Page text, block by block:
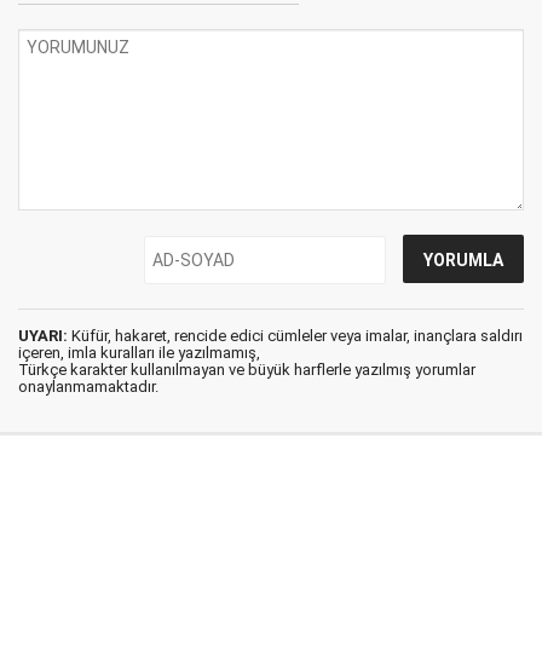
UYARI: Küfür, hakaret, rencide edici cümleler veya imalar, inançlara saldırı
içeren, imla kuralları ile yazılmamış,
Türkçe karakter kullanılmayan ve büyük harflerle yazılmış yorumlar
onaylanmamaktadır.